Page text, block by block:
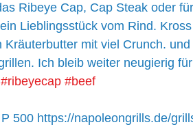
Ribeye Cap, Cap Steak oder
Lieblingsstück vom Rind.
Kräuterbutter mit viel Crunch.
Ich bleib weiter neugierig
#ribeyecap #beef
500 https://napoleongrills.de/